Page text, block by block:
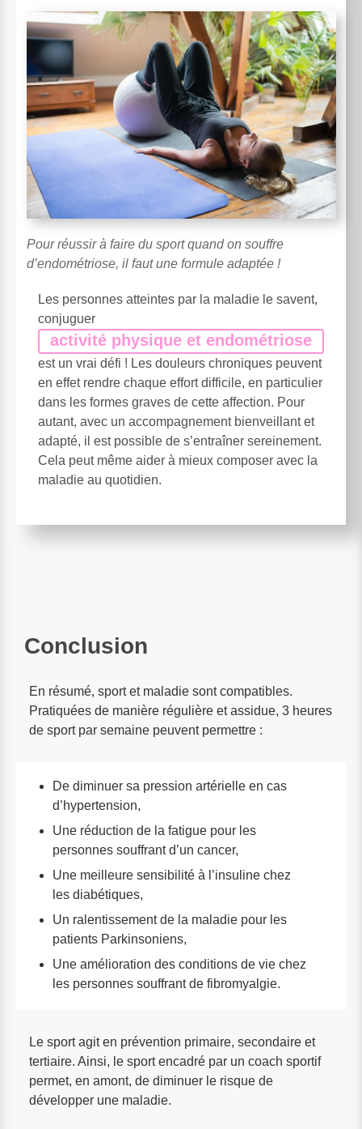
Pour réussir à faire du sport quand on souffre
d’endométriose, il faut une formule adaptée !
Les personnes atteintes par la maladie le savent,
conjuguer
activité physique et endométriose
est un vrai défi ! Les douleurs chroniques peuvent
en effet rendre chaque effort difficile, en particulier
dans les formes graves de cette affection. Pour
autant, avec un accompagnement bienveillant et
adapté, il est possible de s’entraîner sereinement.
Cela peut même aider à mieux composer avec la
maladie au quotidien.
Conclusion
En résumé, sport et maladie sont compatibles.
Pratiquées de manière régulière et assidue, 3 heures
de sport par semaine peuvent permettre :
De diminuer sa pression artérielle en cas
d’hypertension,
Une réduction de la fatigue pour les
personnes souffrant d’un cancer,
Une meilleure sensibilité à l’insuline chez
les diabétiques,
Un ralentissement de la maladie pour les
patients Parkinsoniens,
Une amélioration des conditions de vie chez
les personnes souffrant de fibromyalgie.
Le sport agit en prévention primaire, secondaire et
tertiaire. Ainsi, le sport encadré par un coach sportif
permet, en amont, de diminuer le risque de
développer une maladie.